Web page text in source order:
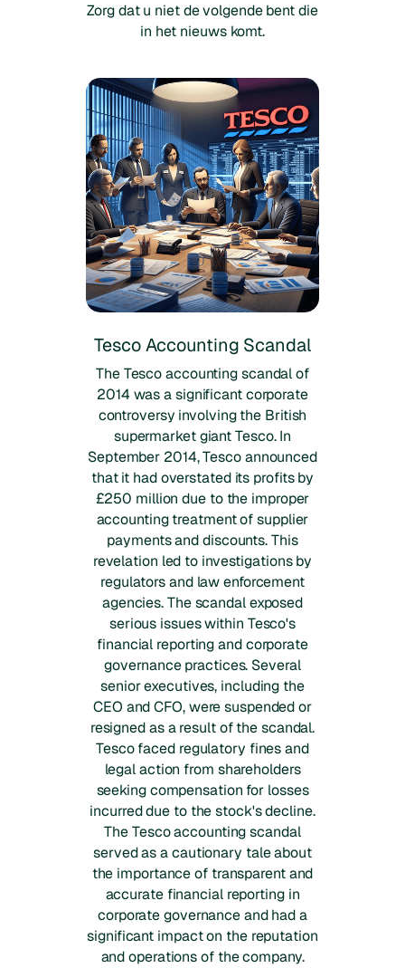
Zorg dat u niet de volgende bent die
in het nieuws komt.
Tesco Accounting Scandal
The Tesco accounting scandal of
2014 was a significant corporate
controversy involving the British
supermarket giant Tesco. In
September 2014, Tesco announced
that it had overstated its profits by
£250 million due to the improper
accounting treatment of supplier
payments and discounts. This
revelation led to investigations by
regulators and law enforcement
agencies. The scandal exposed
serious issues within Tesco's
financial reporting and corporate
governance practices. Several
senior executives, including the
CEO and CFO, were suspended or
resigned as a result of the scandal.
Tesco faced regulatory fines and
legal action from shareholders
seeking compensation for losses
incurred due to the stock's decline.
The Tesco accounting scandal
served as a cautionary tale about
the importance of transparent and
accurate financial reporting in
corporate governance and had a
significant impact on the reputation
and operations of the company.